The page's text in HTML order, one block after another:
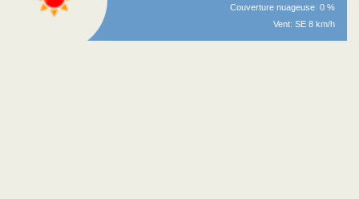
Couverture nuageuse: 0 %
Vent: SE 8 km/h